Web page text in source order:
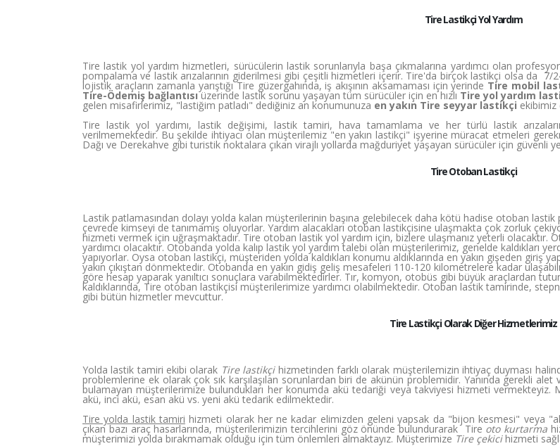
Tire Lastikçi Yol Yardım
Tire lastik yol yardım hizmetleri, sürücülerin lastik sorunlarıyla başa çıkmalarına yardımcı olan
pompalama ve lastik arızalarının giderilmesi gibi çeşitli hizmetleri içerir. Tire'da birçok lastikçi olsa da 7/
lojistik araçların zamanla yarıştığı Tire güzergahında, iş akışının aksamaması için yerinde Tire mobil
Tire-Ödemiş bağlantısıüzerinde lastik sorunu yaşayan tüm sürücüler için en hızlı Tire yol yardım
gelen misafirlerimiz, "lastiğim patladı" dediğiniz an konumunuza en yakın Tire seyyar lastikçi ekibimiz
Tire lastik yol yardımı, lastik değişimi, lastik tamiri, hava tamamlama ve her türlü lastik
verilmemektedir. Bu şekilde ihtiyacı olan müşterilemiz "en yakın lastikçi" işyerine müracat etmeleri
Dağı ve Derekahve gibi turistik noktalara çıkan virajlı yollarda mağduriyet yaşayan sürücüler için güvenli
Tire Otoban Lastikçi
Lastik patlamasından dolayı yolda kalan müşterilerinin başına gelebilecek daha kötü hadise otoban
çevrede kimseyi de tanımamış oluyorlar. Yardım alacakları otoban lastikçisine ulaşmakta çok zorluk
hizmeti vermek için uğraşmaktadır. Tire otoban lastik yol yardım için, bizlere ulaşmanız yeterli olacaktır.
yardımcı olacaktır. Otobanda yolda kalıp lastik yol yardım talebi olan müşterilerimiz, genelde kaldıkları
yapıyorlar. Oysa otoban lastikçi, müşteriden yolda kaldıkları konumu aldıklarında en yakın gişeden
yakın çıkıştan dönmektedir. Otobanda en yakın gidiş geliş mesafeleri 110-120 kilometrelere kadar
göre hesap yaparak yanıltıcı sonuçlara varabilmektedirler. Tır, komyon, otobüs gibi büyük araçlardan
kaldıklarında, Tire otoban lastikçisi müşterilerimize yardımcı olabilmektedir. Otoban lastik tamirinde,
gibi bütün hizmetler mevcuttur.
Tire Lastikçi Olarak Diğer Hizmetlerimiz
Yolda lastik tamiri ekibi olarak Tire lastikçihizmetinden farklı olarak müşterilemizin ihtiyaç duyması
problemlerine ek olarak çok sık karşılaşılan sorunlardan biri de akünün problemidir. Yanında gerekli
bulamayan müşterilerimize bulundukları her konumda akü tedariği veya takviyesi hizmeti
akü, inci akü, esan akü vs. yeni akü tedarik edilmektedir.
Tire yolda lastik tamiri hizmeti olarak her ne kadar elimizden geleni yapsak da "bijon kesmesi" veya
çıkan bazı araç hasarlarında, müşterilerimizin tercihlerini göz önünde bulundurarak Tire oto kurtarma
müşterimizi yolda bırakmamak olduğu için tüm önlemleri almaktayız. Müşterimize Tire çekicihizmeti